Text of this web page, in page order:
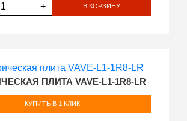
+ В КОРЗИНУ
ПЛИТА VAVE-L1-1R8-LR
КУПИТЬ В 1 КЛИК